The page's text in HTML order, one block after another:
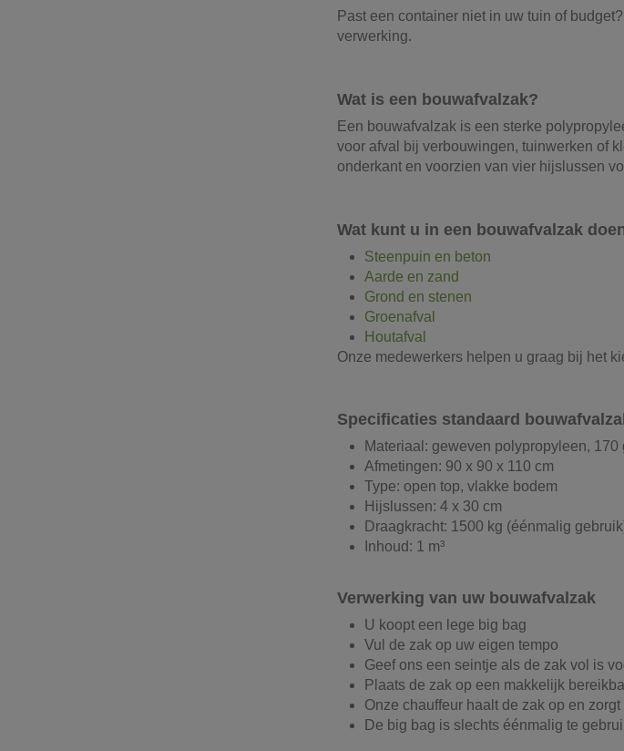
Past een container niet in uw tuin of
verwerking.
Wat is een bouwafvalzak?
Een bouwafvalzak is een sterke
voor afval bij verbouwingen, tuinwerken of
onderkant en voorzien van vier hijslussen
Wat kunt u in een bouwafvalzak
Steenpuin en beton
Aarde en zand
Grond en stenen
Groenafval
Houtafval
Onze medewerkers helpen u graag bij het
Specificaties standaard
Materiaal: geweven polypropyleen, 170
Afmetingen: 90 x 90 x 110 cm
Type: open top, vlakke bodem
Hijslussen: 4 x 30 cm
Draagkracht: 1500 kg (éénmalig
Inhoud: 1 m³
Verwerking van uw bouwafvalzak
U koopt een lege big bag
Vul de zak op uw eigen tempo
Geef ons een seintje als de zak vol is
Plaats de zak op een makkelijk
Onze chauffeur haalt de zak op en
De big bag is slechts éénmalig te